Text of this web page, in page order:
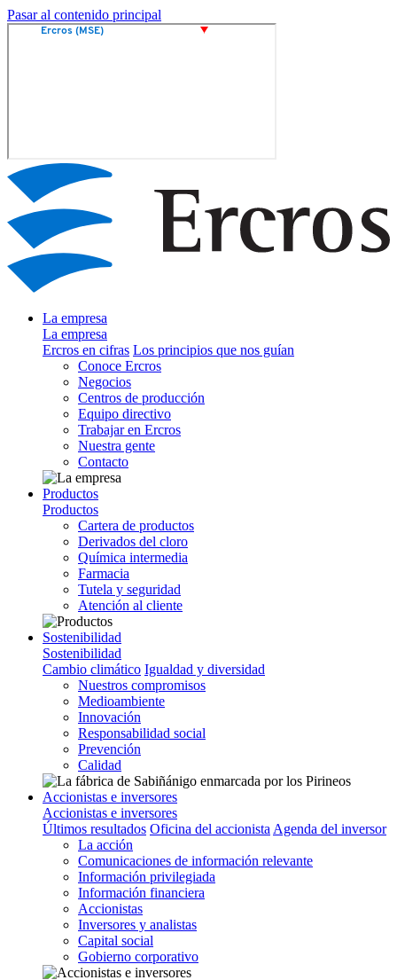
Pasar al contenido principal
La empresa
La empresa
Ercros en cifras Los principios que nos guían
Conoce Ercros
Negocios
Centros de producción
Equipo directivo
Trabajar en Ercros
Nuestra gente
Contacto
Productos
Productos
Cartera de productos
Derivados del cloro
Química intermedia
Farmacia
Tutela y seguridad
Atención al cliente
Sostenibilidad
Sostenibilidad
Cambio climático Igualdad y diversidad
Nuestros compromisos
Medioambiente
Innovación
Responsabilidad social
Prevención
Calidad
Accionistas e inversores
Accionistas e inversores
Últimos resultados Oficina del accionista Agenda del inversor
La acción
Comunicaciones de información relevante
Información privilegiada
Información financiera
Accionistas
Inversores y analistas
Capital social
Gobierno corporativo